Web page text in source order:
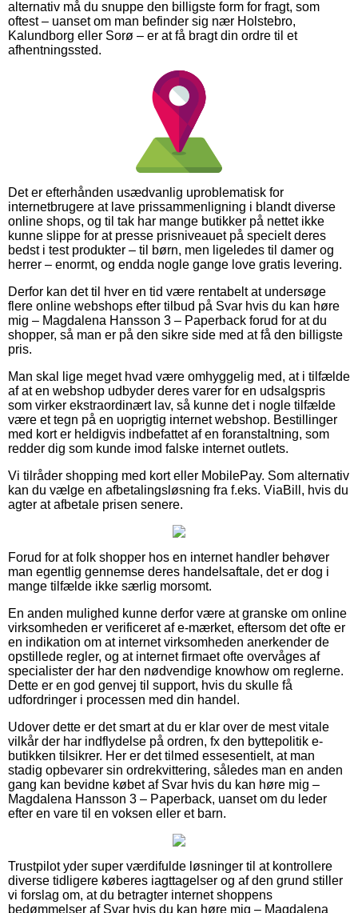
alternativ må du snuppe den billigste form for fragt, som
oftest – uanset om man befinder sig nær Holstebro,
Kalundborg eller Sorø – er at få bragt din ordre til et
afhentningssted.
Det er efterhånden usædvanlig uproblematisk for
internetbrugere at lave prissammenligning i blandt diverse
online shops, og til tak har mange butikker på nettet ikke
kunne slippe for at presse prisniveauet på specielt deres
bedst i test produkter – til børn, men ligeledes til damer og
herrer – enormt, og endda nogle gange love gratis levering.
Derfor kan det til hver en tid være rentabelt at undersøge
flere online webshops efter tilbud på Svar hvis du kan høre
mig – Magdalena Hansson 3 – Paperback forud for at du
shopper, så man er på den sikre side med at få den billigste
pris.
Man skal lige meget hvad være omhyggelig med, at i tilfælde
af at en webshop udbyder deres varer for en udsalgspris
som virker ekstraordinært lav, så kunne det i nogle tilfælde
være et tegn på en uoprigtig internet webshop. Bestillinger
med kort er heldigvis indbefattet af en foranstaltning, som
redder dig som kunde imod falske internet outlets.
Vi tilråder shopping med kort eller MobilePay. Som alternativ
kan du vælge en afbetalingsløsning fra f.eks. ViaBill, hvis du
agter at afbetale prisen senere.
Forud for at folk shopper hos en internet handler behøver
man egentlig gennemse deres handelsaftale, det er dog i
mange tilfælde ikke særlig morsomt.
En anden mulighed kunne derfor være at granske om online
virksomheden er verificeret af e-mærket, eftersom det ofte er
en indikation om at internet virksomheden anerkender de
opstillede regler, og at internet firmaet ofte overvåges af
specialister der har den nødvendige knowhow om reglerne.
Dette er en god genvej til support, hvis du skulle få
udfordringer i processen med din handel.
Udover dette er det smart at du er klar over de mest vitale
vilkår der har indflydelse på ordren, fx den byttepolitik e-
butikken tilsikrer. Her er det tilmed essesentielt, at man
stadig opbevarer sin ordrekvittering, således man en anden
gang kan bevidne købet af Svar hvis du kan høre mig –
Magdalena Hansson 3 – Paperback, uanset om du leder
efter en vare til en voksen eller et barn.
Trustpilot yder super værdifulde løsninger til at kontrollere
diverse tidligere køberes iagttagelser og af den grund stiller
vi forslag om, at du betragter internet shoppens
bedømmelser af Svar hvis du kan høre mig – Magdalena